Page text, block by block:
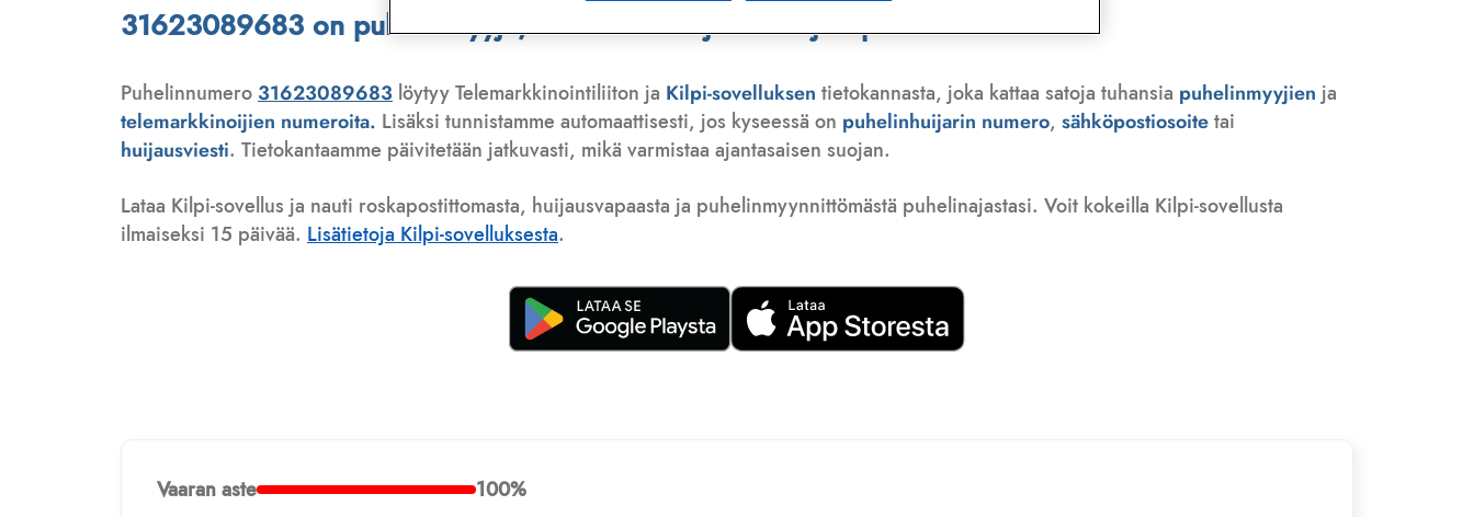
31623089683 on puhelinmyyjä, telemarkkinoija tai huijauspuhelu
Puhelinnumero 31623089683 löytyy Telemarkkinointiliiton ja Kilpi-sovelluksen tietokannasta, joka kattaa satoja tuhansia puhelinmyyjien ja
telemarkkinoijien numeroita. Lisäksi tunnistamme automaattisesti, jos kyseessä on puhelinhuijarin numero, sähköpostiosoitetai
huijausviesti. Tietokantaamme päivitetään jatkuvasti, mikä varmistaa ajantasaisen suojan.
Lataa Kilpi-sovellus ja nauti roskapostittomasta, huijausvapaasta ja puhelinmyynnittömästä puhelinajastasi. Voit kokeilla Kilpi-sovellusta
ilmaiseksi 15 päivää. Lisätietoja Kilpi-sovelluksesta.
Vaaran aste 100%